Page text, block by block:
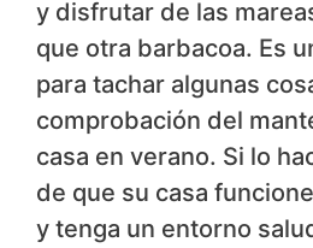
y disfrutar de las
que otra barbacoa. Es
para tachar algunas
comprobación del
casa en verano. Si lo
de que su casa
y tenga un entorno